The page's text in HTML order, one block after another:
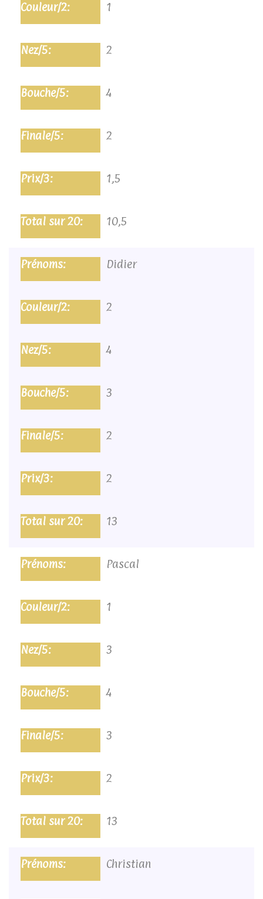
1
2
4
2
1,5
10,5
Didier
2
4
3
2
2
13
Pascal
1
3
4
3
2
13
Christian